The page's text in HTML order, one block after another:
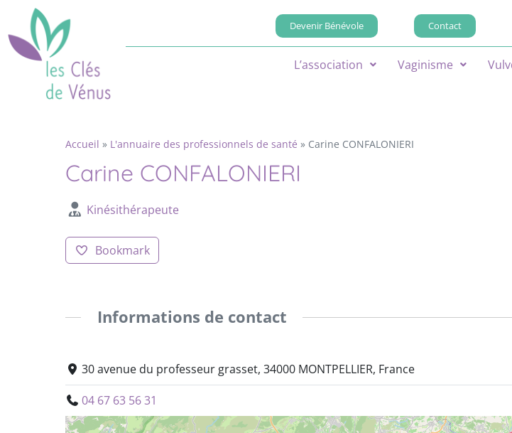
Devenir Bénévole Contact
L’association Vaginisme
Accueil » L'annuaire des professionnels de santé » Carine CONFALONIERI
Carine CONFALONIERI
Kinésithérapeute
Bookmark
Informations de contact
30 avenue du professeur grasset, 34000 MONTPELLIER, France
04 67 63 56 31